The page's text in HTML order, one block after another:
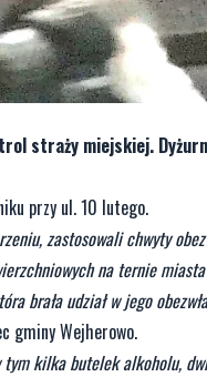
straży miejskiej.
przy ul. 10 lutego.
zastosowali chwyty
na ternie
brała udział w jego
gminy Wejherowo.
kilka butelek alkoholu,